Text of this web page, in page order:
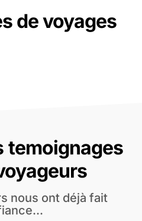
de voyages
temoignages
nous ont déjà fait